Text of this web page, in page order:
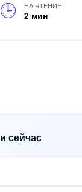
НА ЧТЕНИЕ
2 мин
сейчас